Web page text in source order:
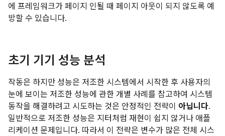
에 프레임워크가 페이지 인될 때 페이지 아웃이 되지 않도록 예
방할 수 있습니다.
초기 기기 성능 분석
작동은 하지만 성능은 저조한 시스템에서 시작한 후 사용자의
눈에 보이는 저조한 성능에 관한 개별 사례를 참고하여 시스템
동작을 해결하려고 시도하는 것은 안정적인 전략이 아닙니다.
일반적으로 저조한 성능은 지터처럼 재현이 쉽지 않거나 애플
리케이션 문제입니다. 따라서 이 전략은 변수가 많은 전체 시스